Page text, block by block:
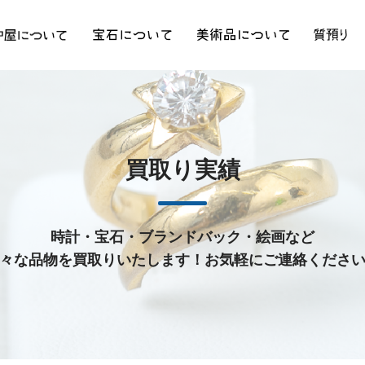
買取り実績
時計・宝石・ブランドバック・絵画など
な品物を買取りいたします！お気軽にご連絡くださ